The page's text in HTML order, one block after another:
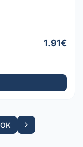
1.91€
OK